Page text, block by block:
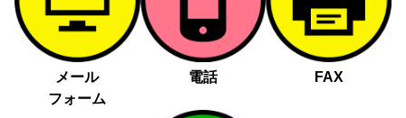
メール
フォーム
電話 FAX